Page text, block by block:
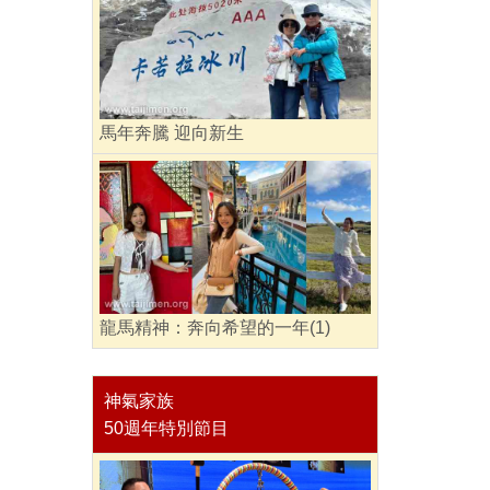
馬年奔騰 迎向新生
龍馬精神：奔向希望的一年(1)
神氣家族
50週年特別節目